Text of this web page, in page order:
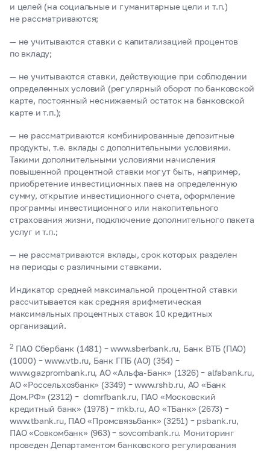
и целей (на социальные и гуманитарные цели и т.п.)
не рассматриваются;
— не учитываются ставки с капитализацией процентов
по вкладу;
— не учитываются ставки, действующие при соблюдении
определенных условий (регулярный оборот по банковской
карте, постоянный неснижаемый остаток на банковской
карте и т.п.);
— не рассматриваются комбинированные депозитные
продукты, т.е. вклады с дополнительными условиями.
Такими дополнительными условиями начисления
повышенной процентной ставки могут быть, например,
приобретение инвестиционных паев на определенную
сумму, открытие инвестиционного счета, оформление
программы инвестиционного или накопительного
страхования жизни, подключение дополнительного пакета
услуг и т.п.;
— не рассматриваются вклады, срок которых разделен
на периоды с различными ставками.
Индикатор средней максимальной процентной ставки
рассчитывается как средняя арифметическая
максимальных процентных ставок 10 кредитных
организаций.
2ПАО Сбербанк (1481) – www.sberbank.ru, Банк ВТБ (ПАО)
(1000) – www.vtb.ru, Банк ГПБ (АО) (354) –
www.gazprombank.ru, АО «Альфа-Банк» (1326) – alfabank.ru,
АО «Россельхозбанк» (3349) – www.rshb.ru, АО «Банк
Дом.РФ» (2312) – domrfbank.ru, ПАО «Московский
кредитный банк» (1978) – mkb.ru, АО «ТБанк» (2673) –
www.tbank.ru, ПАО «Промсвязьбанк» (3251) – psbank.ru,
ПАО «Совкомбанк» (963) – sovcombank.ru. Мониторинг
проведен Департаментом банковского регулирования